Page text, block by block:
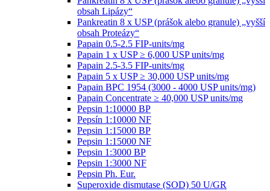
obsah Lipázy“
Pankreatin 8 x USP (prášok alebo granule) „vyšší
obsah Proteázy“
Papain 0.5-2.5 FIP-units/mg
Papain 1 x USP ≥ 6,000 USP units/mg
Papain 2.5-3.5 FIP-units/mg
Papain 5 x USP ≥ 30,000 USP units/mg
Papain BPC 1954 (3000 - 4000 USP units/mg)
Papain Concentrate ≥ 40,000 USP units/mg
Pepsin 1:10000 BP
Pepsín 1:10000 NF
Pepsin 1:15000 BP
Pepsin 1:15000 NF
Pepsin 1:3000 BP
Pepsin 1:3000 NF
Pepsin Ph. Eur.
Superoxide dismutase (SOD) 50 U/GR